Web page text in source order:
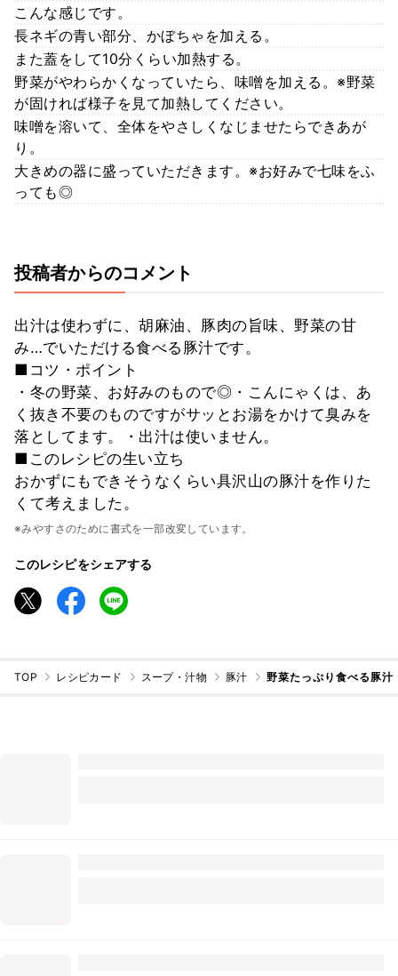
こんな感じです。
長ネギの青い部分、かぼちゃを加える。
また蓋をして10分くらい加熱する。
野菜がやわらかくなっていたら、味噌を加える。※野菜
が固ければ様子を見て加熱してください。
味噌を溶いて、全体をやさしくなじませたらできあが
り。
大きめの器に盛っていただきます。※お好みで七味をふ
っても◎
投稿者からのコメント
出汁は使わずに、胡麻油、豚肉の旨味、野菜の甘
み…でいただける食べる豚汁です。
■コツ・ポイント
・冬の野菜、お好みのもので◎・こんにゃくは、あ
く抜き不要のものですがサッとお湯をかけて臭みを
落としてます。・出汁は使いません。
■このレシピの生い立ち
おかずにもできそうなくらい具沢山の豚汁を作りた
くて考えました。
※みやすさのために書式を一部改変しています。
このレシピをシェアする
TOP レシピカード スープ・汁物 豚汁 野菜たっぷり食べる豚